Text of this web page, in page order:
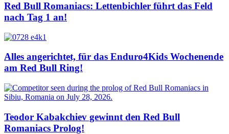
Red Bull Romaniacs: Lettenbichler führt das Feld
nach Tag 1 an!
Alles angerichtet, für das Enduro4Kids Wochenende
am Red Bull Ring!
Teodor Kabakchiev gewinnt den Red Bull
Romaniacs Prolog!